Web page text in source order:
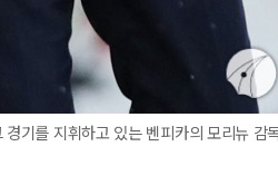
기를 지휘하고 있는 벤피카의 모리뉴 감